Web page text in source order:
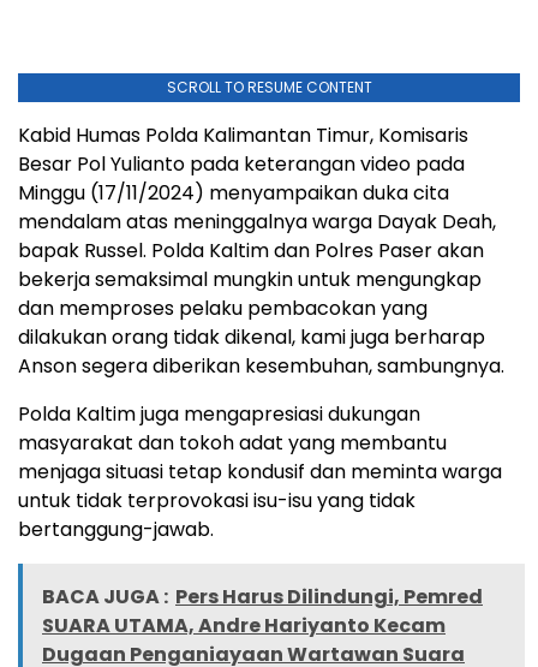
SCROLL TO RESUME CONTENT
Kabid Humas Polda Kalimantan Timur, Komisaris
Besar Pol Yulianto pada keterangan video pada
Minggu (17/11/2024) menyampaikan duka cita
mendalam atas meninggalnya warga Dayak Deah,
bapak Russel. Polda Kaltim dan Polres Paser akan
bekerja semaksimal mungkin untuk mengungkap
dan memproses pelaku pembacokan yang
dilakukan orang tidak dikenal, kami juga berharap
Anson segera diberikan kesembuhan, sambungnya.
Polda Kaltim juga mengapresiasi dukungan
masyarakat dan tokoh adat yang membantu
menjaga situasi tetap kondusif dan meminta warga
untuk tidak terprovokasi isu-isu yang tidak
bertanggung-jawab.
BACA JUGA : Pers Harus Dilindungi, Pemred
SUARA UTAMA, Andre Hariyanto Kecam
Dugaan Penganiayaan Wartawan Suara